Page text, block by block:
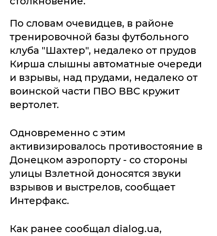
По словам очевидцев, в районе
тренировочной базы футбольного
клуба "Шахтер", недалеко от прудов
Кирша слышны автоматные очереди
и взрывы, над прудами, недалеко от
воинской части ПВО ВВС кружит
вертолет.
Одновременно с этим
активизировалось противостояние в
Донецком аэропорту - со стороны
улицы Взлетной доносятся звуки
взрывов и выстрелов, сообщает
Интерфакс.
Как ранее сообщал dialog.ua,